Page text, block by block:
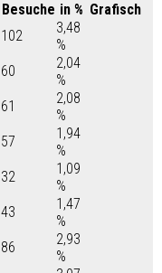
Besuche in % Grafisch
102
3,48
%
60
2,04
%
61
2,08
%
57
1,94
%
32
1,09
%
43
1,47
%
86
2,93
%